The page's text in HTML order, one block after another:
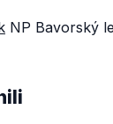
NP Bavorský